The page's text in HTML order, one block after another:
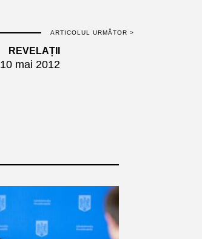
ARTICOLUL URMĂTOR >
REVELAȚII
10 mai 2012